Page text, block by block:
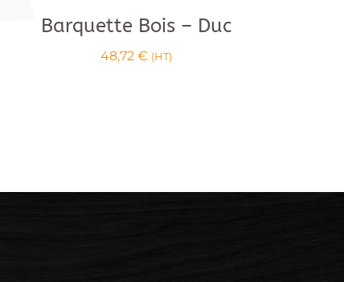
Barquette Bois – Duc
48,72 € (HT)